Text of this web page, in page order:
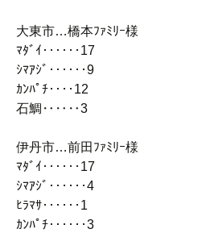
大東市…橋本ﾌｧﾐﾘｰ様
ﾏﾀﾞｲ‥‥‥17
ｼﾏｱｼﾞ‥‥‥9
ｶﾝﾊﾟﾁ‥‥12
石鯛‥‥‥3
伊丹市…前田ﾌｧﾐﾘｰ様
ﾏﾀﾞｲ‥‥‥17
ｼﾏｱｼﾞ‥‥‥4
ﾋﾗﾏｻ‥‥‥1
ｶﾝﾊﾟﾁ‥‥‥3